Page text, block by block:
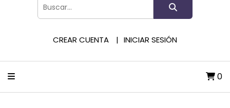
CREAR CUENTA INICIAR SESIÓN
0